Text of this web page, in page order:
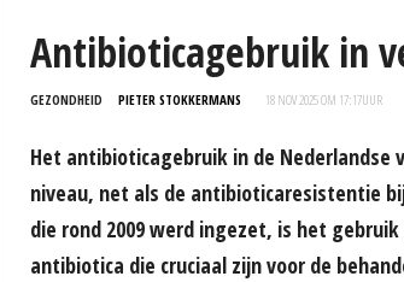
Antibioticagebruik in
GEZONDHEID PIETER STOKKERMANS 18 NOV 2025 OM 17:17UUR
Het antibioticagebruik in de
niveau, net als de antibioticaresistentie
die rond 2009 werd ingezet, is het
antibiotica die cruciaal zijn voor de